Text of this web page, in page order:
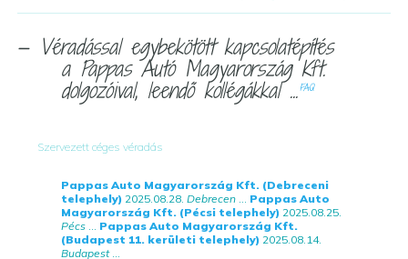
— Véradással egybekötött kapcsolatépítés
a Pappas Autó Magyarország Kft.
dolgozóival, leendő kollégákkal ... FAQ
Szervezett céges véradás
Pappas Auto Magyarország Kft. (Debreceni
telephely) 2025.08.28. Debrecen
Pappas Auto
Magyarország Kft. (Pécsi telephely) 2025.08.25.
Pécs
Pappas Auto Magyarország Kft.
(Budapest 11. kerületi telephely) 2025.08.14.
Budapest...